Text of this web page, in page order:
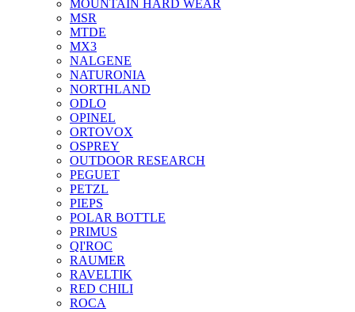
MOUNTAIN HARD WEAR
MSR
MTDE
MX3
NALGENE
NATURONIA
NORTHLAND
ODLO
OPINEL
ORTOVOX
OSPREY
OUTDOOR RESEARCH
PEGUET
PETZL
PIEPS
POLAR BOTTLE
PRIMUS
QI'ROC
RAUMER
RAVELTIK
RED CHILI
ROCA